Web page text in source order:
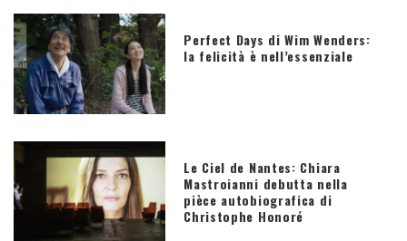
Perfect Days di Wim Wenders:
la felicità è nell’essenziale
Le Ciel de Nantes: Chiara
Mastroianni debutta nella
pièce autobiografica di
Christophe Honoré